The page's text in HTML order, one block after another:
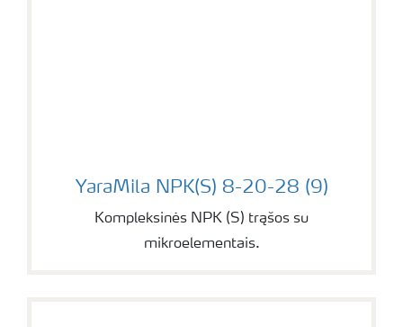
YaraMila NPK(S) 8-20-28 (9)
YaraMila NPK(S) 8-20-28 (9)
Kompleksinės NPK (S) trąšos su
mikroelementais.